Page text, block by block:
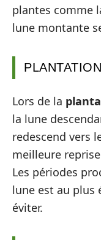
plantes comme
lune montante
Lors de la
la lune
redescend vers
meilleure
Les périodes
lune est au plus
éviter.